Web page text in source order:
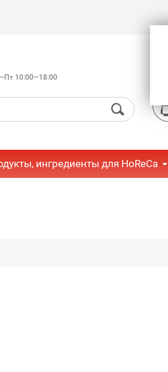
10:00—18:00
ингредиенты для HoReCa